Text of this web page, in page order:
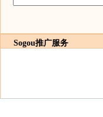
Sogou推广服务